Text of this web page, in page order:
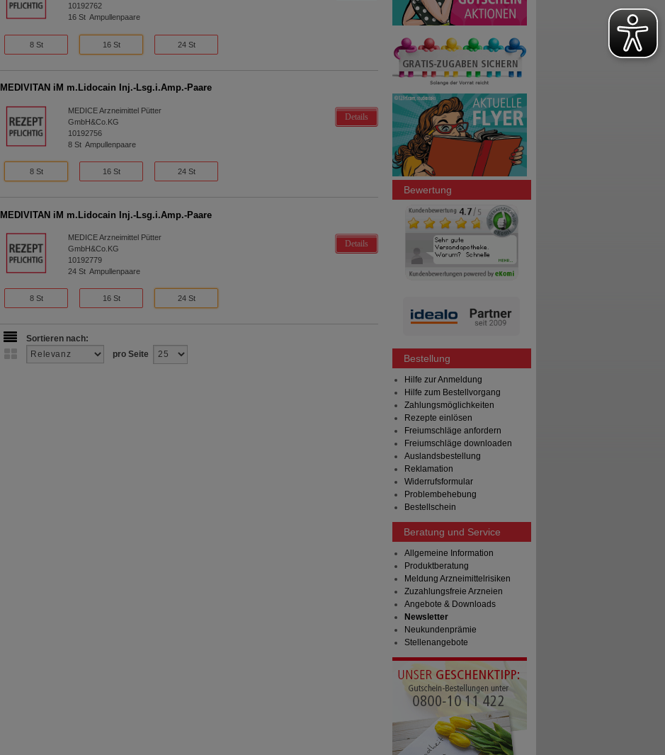
10192762
16St Ampullenpaare
8 St 16 St 24 St
MEDIVITAN iM m.Lidocain Inj.-Lsg.i.Amp.-Paare
MEDICE Arzneimittel Pütter
GmbH&Co.KG
10192756
8St Ampullenpaare
Details
8 St 16 St 24 St
MEDIVITAN iM m.Lidocain Inj.-Lsg.i.Amp.-Paare
MEDICE Arzneimittel Pütter
GmbH&Co.KG
10192779
24St Ampullenpaare
Details
8 St 16 St 24 St
Sortieren nach:
pro Seite
Bewertung
Bestellung
Hilfe zur Anmeldung
Hilfe zum Bestellvorgang
Zahlungsmöglichkeiten
Rezepte einlösen
Freiumschläge anfordern
Freiumschläge downloaden
Auslandsbestellung
Reklamation
Widerrufsformular
Problembehebung
Bestellschein
Beratung und Service
Allgemeine Information
Produktberatung
Meldung Arzneimittelrisiken
Zuzahlungsfreie Arzneien
Angebote & Downloads
Newsletter
Neukundenprämie
Stellenangebote